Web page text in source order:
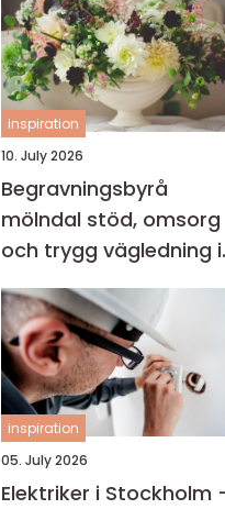
inspiration
10. July 2026
Begravningsbyrå
mölndal stöd, omsorg
och trygg vägledning i
en svår tid
inspiration
05. July 2026
Elektriker i Stockholm